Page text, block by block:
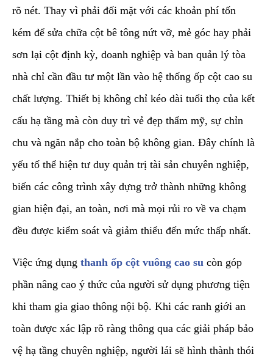
rõ nét. Thay vì phải đối mặt với các khoản phí tốn
kém để sửa chữa cột bê tông nứt vỡ, mẻ góc hay phải
sơn lại cột định kỳ, doanh nghiệp và ban quản lý tòa
nhà chỉ cần đầu tư một lần vào hệ thống ốp cột cao su
chất lượng. Thiết bị không chỉ kéo dài tuổi thọ của kết
cấu hạ tầng mà còn duy trì vẻ đẹp thẩm mỹ, sự chỉn
chu và ngăn nắp cho toàn bộ không gian. Đây chính là
yếu tố thể hiện tư duy quản trị tài sản chuyên nghiệp,
biến các công trình xây dựng trở thành những không
gian hiện đại, an toàn, nơi mà mọi rủi ro về va chạm
đều được kiểm soát và giảm thiểu đến mức thấp nhất.
​Việc ứng dụng thanh ốp cột vuông cao su còn góp
phần nâng cao ý thức của người sử dụng phương tiện
khi tham gia giao thông nội bộ. Khi các ranh giới an
toàn được xác lập rõ ràng thông qua các giải pháp bảo
vệ hạ tầng chuyên nghiệp, người lái sẽ hình thành thói